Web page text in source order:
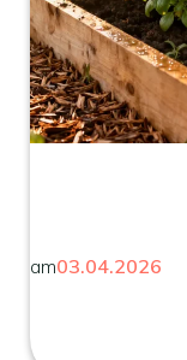
am03.04.2026